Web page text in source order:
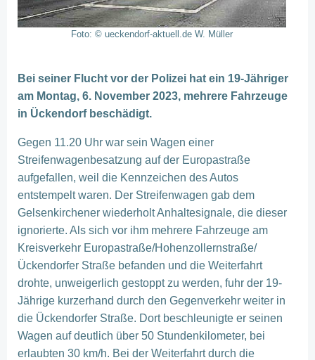
Foto: © ueckendorf-aktuell.de W. Müller
Bei seiner Flucht vor der Polizei hat ein 19-Jähriger
am Montag, 6. November 2023, mehrere Fahrzeuge
in Ückendorf beschädigt.
Gegen 11.20 Uhr war sein Wagen einer
Streifenwagenbesatzung auf der Europastraße
aufgefallen, weil die Kennzeichen des Autos
entstempelt waren. Der Streifenwagen gab dem
Gelsenkirchener wiederholt Anhaltesignale, die dieser
ignorierte. Als sich vor ihm mehrere Fahrzeuge am
Kreisverkehr Europastraße/Hohenzollernstraße/
Ückendorfer Straße befanden und die Weiterfahrt
drohte, unweigerlich gestoppt zu werden, fuhr der 19-
Jährige kurzerhand durch den Gegenverkehr weiter in
die Ückendorfer Straße. Dort beschleunigte er seinen
Wagen auf deutlich über 50 Stundenkilometer, bei
erlaubten 30 km/h. Bei der Weiterfahrt durch die